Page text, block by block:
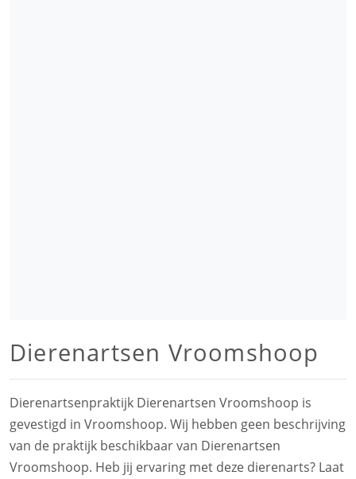
Dierenartsen Vroomshoop
Dierenartsenpraktijk Dierenartsen Vroomshoop is
gevestigd in Vroomshoop. Wij hebben geen beschrijving
van de praktijk beschikbaar van Dierenartsen
Vroomshoop. Heb jij ervaring met deze dierenarts? Laat